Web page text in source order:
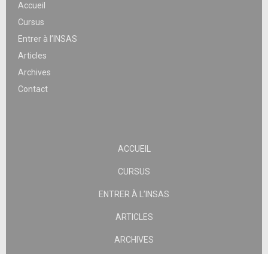
Accueil
Cursus
Entrer à l’INSAS
Articles
Archives
Contact
ACCUEIL
CURSUS
ENTRER À L’INSAS
ARTICLES
ARCHIVES